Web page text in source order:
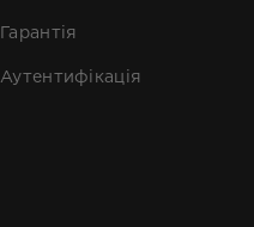
Гарантія
Аутентифікація